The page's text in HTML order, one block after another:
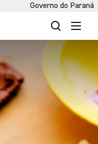
Governo do Paraná